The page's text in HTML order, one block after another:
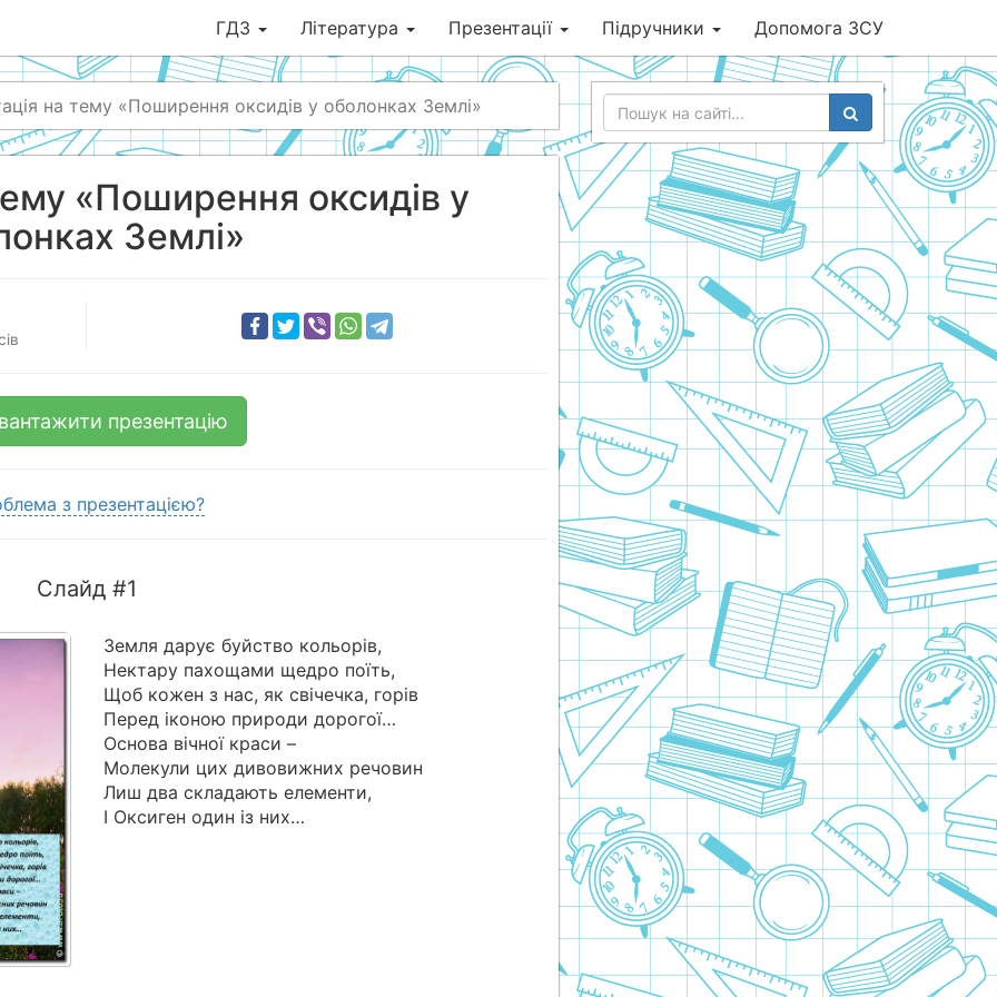
ГДЗ Література Презентації Підручники Допомога ЗСУ
на тему «Поширення оксидів у оболонках Землі»
«Поширення оксидів у
Землі»
презентацію
з презентацією?
Слайд #1
Земля дарує буйство кольорів,
Нектару пахощами щедро поїть,
Щоб кожен з нас, як свічечка, горів
Перед іконою природи дорогої…
Основа вічної краси –
Молекули цих дивовижних речовин
Лиш два складають елементи,
І Оксиген один із них…